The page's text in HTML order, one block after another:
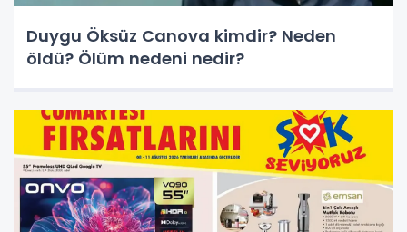
Duygu Öksüz Canova kimdir? Neden
öldü? Ölüm nedeni nedir?